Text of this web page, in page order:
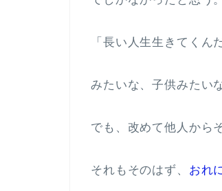
「長い人生生きてくん
みたいな、子供みたい
でも、改めて他人から
それもそのはず、 おれ